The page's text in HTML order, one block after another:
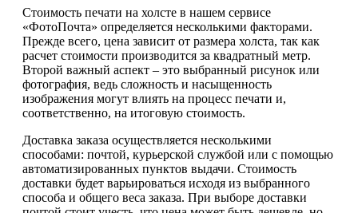
Стоимость печати на холсте в нашем сервисе
«ФотоПочта» определяется несколькими факторами.
Прежде всего, цена зависит от размера холста, так как
расчет стоимости производится за квадратный метр.
Второй важный аспект – это выбранный рисунок или
фотография, ведь сложность и насыщенность
изображения могут влиять на процесс печати и,
соответственно, на итоговую стоимость.
Доставка заказа осуществляется несколькими
способами: почтой, курьерской службой или с помощью
автоматизированных пунктов выдачи. Стоимость
доставки будет варьироваться исходя из выбранного
способа и общего веса заказа. При выборе доставки